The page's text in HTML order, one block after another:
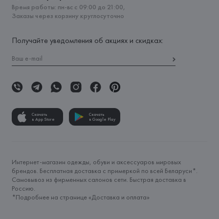
Время работы: пн-вс с 09:00 до 21:00,
Заказы через корзину круглосуточно
Получайте уведомления об акциях и скидках:
Скачать
в App Store
Скачать
в Google Play
Интернет-магазин одежды, обуви и аксессуаров мировых
брендов. Бесплатная доставка с примеркой по всей Беларуси*.
Самовывоз из фирменных салонов сети. Быстрая доставка в
Россию.
*Подробнее на странице «Доставка и оплата»